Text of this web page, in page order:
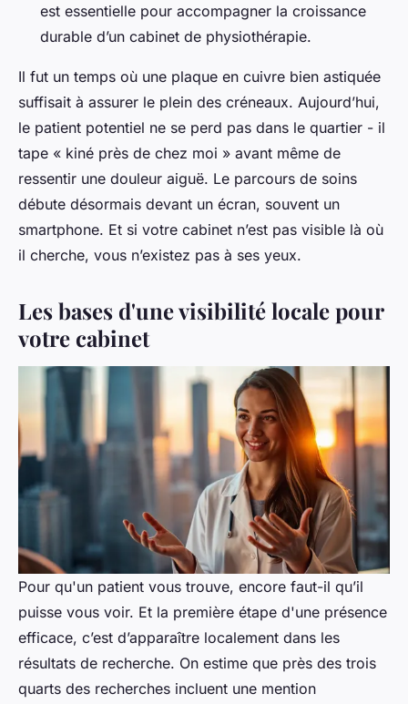
est essentielle pour accompagner la croissance
durable d’un cabinet de physiothérapie.
Il fut un temps où une plaque en cuivre bien astiquée
suffisait à assurer le plein des créneaux. Aujourd’hui,
le patient potentiel ne se perd pas dans le quartier - il
tape « kiné près de chez moi » avant même de
ressentir une douleur aiguë. Le parcours de soins
débute désormais devant un écran, souvent un
smartphone. Et si votre cabinet n’est pas visible là où
il cherche, vous n’existez pas à ses yeux.
Les bases d'une visibilité locale pour
votre cabinet
Pour qu'un patient vous trouve, encore faut-il qu’il
puisse vous voir. Et la première étape d'une présence
efficace, c’est d’apparaître localement dans les
résultats de recherche. On estime que près des trois
quarts des recherches incluent une mention